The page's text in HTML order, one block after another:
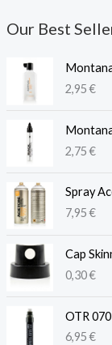
Our Best
2,95€
2,75€
Spray
7,95€
Cap
0,30€
OTR
6,95€